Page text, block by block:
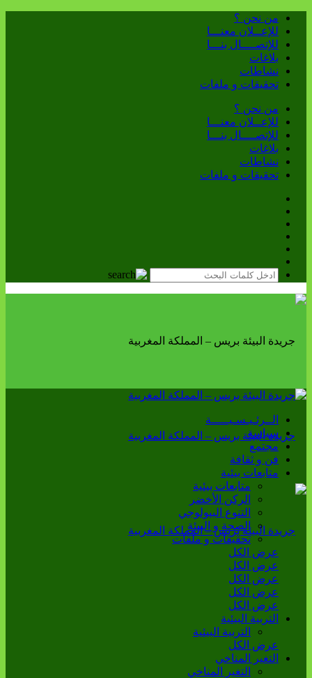
من نحن ؟
للإعــلان معنـــا
للإتصــــال بنـــا
بلاغات
نشاطات
تحقيقات و ملفات
من نحن ؟
للإعــلان معنـــا
للإتصــــال بنـــا
بلاغات
نشاطات
تحقيقات و ملفات
الــرئـيـسـيـــــة
سياسة
مجتمع
فن و ثقافة
متابعات بيئية
متابعات بيئية
الركن الأخضر
التنوع البيولوجي
الصحة و البيئة
تحقيقات و ملفات
عرض الكل
عرض الكل
عرض الكل
عرض الكل
عرض الكل
التربية البيئية
التربية البيئية
عرض الكل
التغير المناخي
التغير المناخي